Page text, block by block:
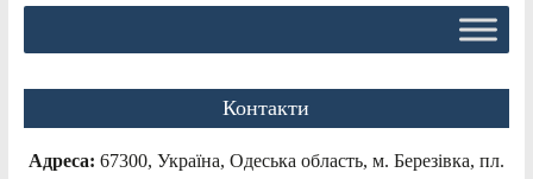
Контакти
Адреса: 67300, Україна, Одеська область, м. Березівка, пл.